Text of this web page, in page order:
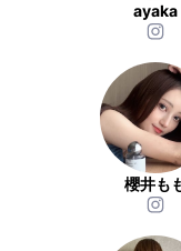
ayaka
櫻井も